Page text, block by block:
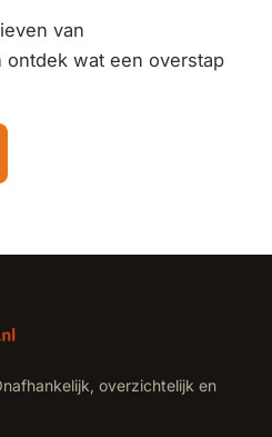
van
wat een overstap
overzichtelijk en